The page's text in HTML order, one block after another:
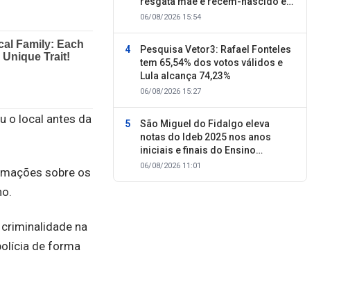
o local antes da
sobre os
na
de forma
Oeiras
06/08/2026 15:54
Pesquisa Vetor3: Rafael Fonteles
tem 65,54% dos votos válidos e
Lula alcança 74,23%
06/08/2026 15:27
São Miguel do Fidalgo eleva
notas do Ideb 2025 nos anos
iniciais e finais do Ensino
Fundamental
06/08/2026 11:01